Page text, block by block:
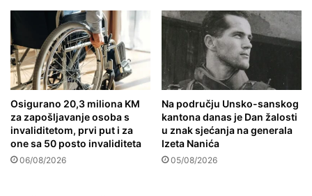
Osigurano 20,3 miliona KM
za zapošljavanje osoba s
invaliditetom, prvi put i za
one sa 50 posto invaliditeta
06/08/2026
Na području Unsko-sanskog
kantona danas je Dan žalosti
u znak sjećanja na generala
Izeta Nanića
05/08/2026